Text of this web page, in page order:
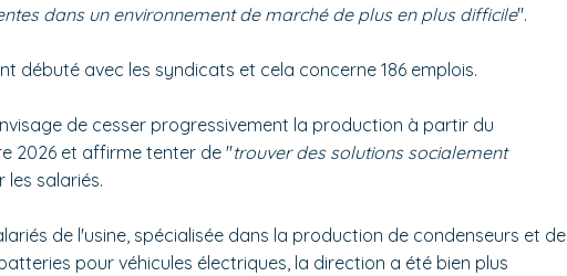
dans un environnement de marché de plus en plus difficile".
débuté avec les syndicats et cela concerne 186 emplois.
de cesser progressivement la production à partir du
2026 et affirme tenter de "trouver des solutions socialement
les salariés.
de l'usine, spécialisée dans la production de condenseurs et de
pour véhicules électriques, la direction a été bien plus